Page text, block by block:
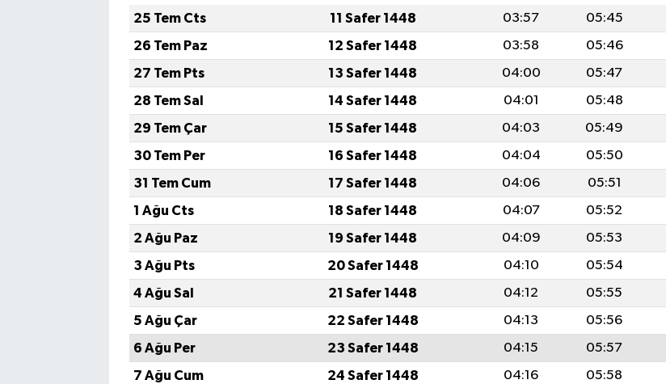
25 Tem Cts
11 Safer 1448 03:57 05:45
26 Tem Paz
12 Safer 1448 03:58 05:46
27 Tem Pts
13 Safer 1448 04:00 05:47
28 Tem Sal
14 Safer 1448 04:01 05:48
29 Tem Çar
15 Safer 1448 04:03 05:49
30 Tem Per
16 Safer 1448 04:04 05:50
31 Tem Cum
17 Safer 1448 04:06 05:51
1 Ağu Cts
18 Safer 1448 04:07 05:52
2 Ağu Paz
19 Safer 1448 04:09 05:53
3 Ağu Pts
20 Safer 1448 04:10 05:54
4 Ağu Sal
21 Safer 1448 04:12 05:55
5 Ağu Çar
22 Safer 1448 04:13 05:56
6 Ağu Per
23 Safer 1448 04:15 05:57
7 Ağu Cum
24 Safer 1448 04:16 05:58